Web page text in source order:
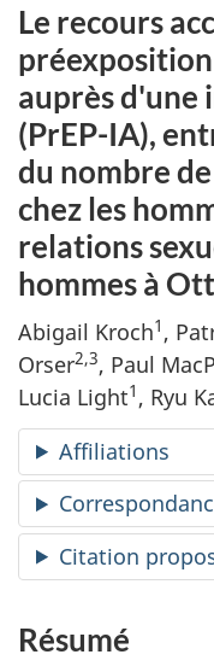
Le recours
auprès d'une
(PrEP-IA),
du nombre
chez les
relations
hommes à
Abigail Kroch1 ,
Orser2,3, Paul
Lucia Light1 , Ryu
Affiliations
Citation
Résumé